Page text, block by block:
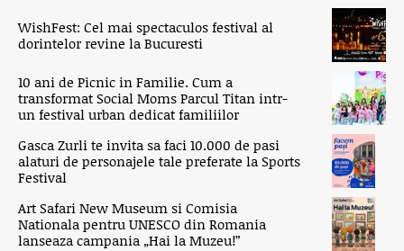
WishFest: Cel mai spectaculos festival al
dorintelor revine la Bucuresti
10 ani de Picnic in Familie. Cum a
transformat Social Moms Parcul Titan intr-
un festival urban dedicat familiilor
Gasca Zurli te invita sa faci 10.000 de pasi
alaturi de personajele tale preferate la Sports
Festival
Art Safari New Museum si Comisia
Nationala pentru UNESCO din Romania
lanseaza campania „Hai la Muzeu!”